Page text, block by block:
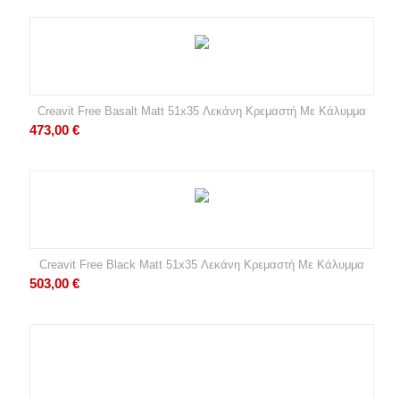
Creavit Free Basalt Matt 51x35 Λεκάνη Κρεμαστή Με Κάλυμμα
473,00 €
Creavit Free Black Matt 51x35 Λεκάνη Κρεμαστή Με Κάλυμμα
503,00 €